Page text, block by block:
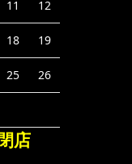
11 12
18 19
25 26
店